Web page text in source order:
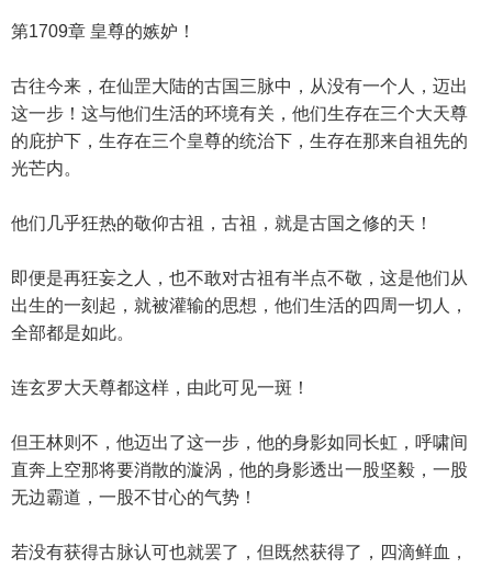
第1709章 皇尊的嫉妒！
古往今来，在仙罡大陆的古国三脉中，从没有一个人，迈出
这一步！这与他们生活的环境有关，他们生存在三个大天尊
的庇护下，生存在三个皇尊的统治下，生存在那来自祖先的
光芒内。
他们几乎狂热的敬仰古祖，古祖，就是古国之修的天！
即便是再狂妄之人，也不敢对古祖有半点不敬，这是他们从
出生的一刻起，就被灌输的思想，他们生活的四周一切人，
全部都是如此。
连玄罗大天尊都这样，由此可见一斑！
但王林则不，他迈出了这一步，他的身影如同长虹，呼啸间
直奔上空那将要消散的漩涡，他的身影透出一股坚毅，一股
无边霸道，一股不甘心的气势！
若没有获得古脉认可也就罢了，但既然获得了，四滴鲜血，